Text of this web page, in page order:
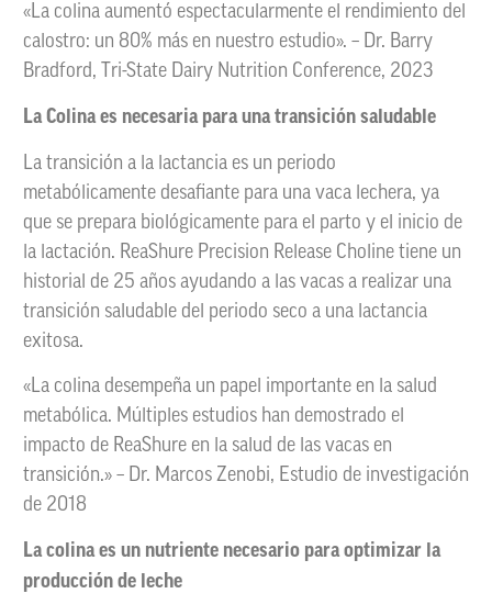
«La colina aumentó espectacularmente el rendimiento del
calostro: un 80% más en nuestro estudio». – Dr. Barry
Bradford, Tri-State Dairy Nutrition Conference, 2023
La Colina es necesaria para una transición saludable
La transición a la lactancia es un periodo
metabólicamente desafiante para una vaca lechera, ya
que se prepara biológicamente para el parto y el inicio de
la lactación. ReaShure Precision Release Choline tiene un
historial de 25 años ayudando a las vacas a realizar una
transición saludable del periodo seco a una lactancia
exitosa.
«La colina desempeña un papel importante en la salud
metabólica. Múltiples estudios han demostrado el
impacto de ReaShure en la salud de las vacas en
transición.» – Dr. Marcos Zenobi, Estudio de investigación
de 2018
La colina es un nutriente necesario para optimizar la
producción de leche